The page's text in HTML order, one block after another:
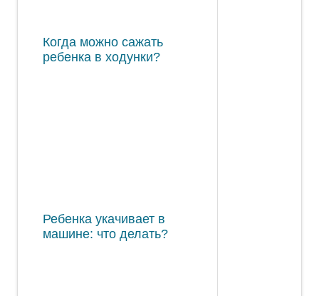
Когда можно сажать
ребенка в ходунки?
Ребенка укачивает в
машине: что делать?